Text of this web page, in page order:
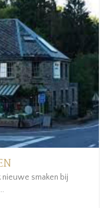
smaken bij